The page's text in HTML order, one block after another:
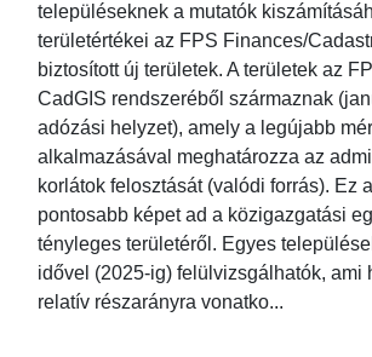
településeknek a mutatók
területértékei az FPS Finances/
biztosított új területek. A területek az
CadGIS rendszeréből származnak
adózási helyzet), amely a legújabb
alkalmazásával meghatározza az
korlátok felosztását (valódi forrás). Ez
pontosabb képet ad a közigazgatási
tényleges területéről. Egyes
idővel (2025-ig) felülvizsgálhatók, ami
relatív részarányra vonatko...